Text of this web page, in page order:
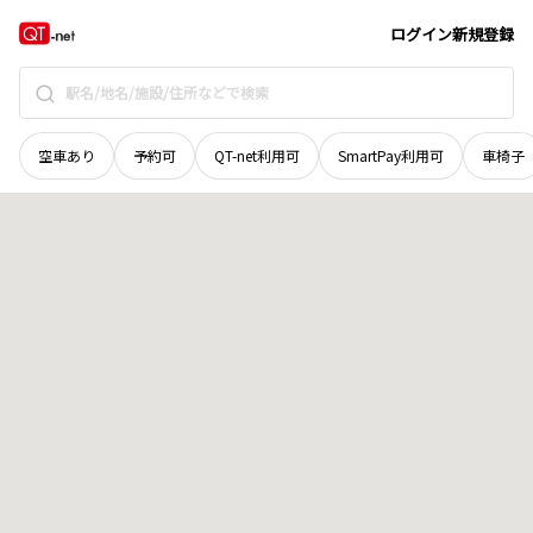
ログイン新規登録
空車あり 予約可 QT-net利用可 SmartPay利用可 車椅子
愛媛県